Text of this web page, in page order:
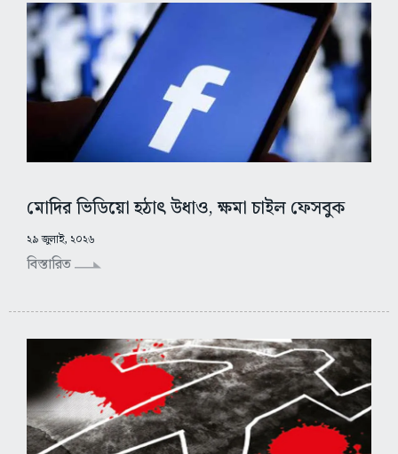
মোদির ভিডিয়ো হঠাৎ উধাও, ক্ষমা চাইল ফেসবুক
২৯ জুলাই, ২০২৬
বিস্তারিত